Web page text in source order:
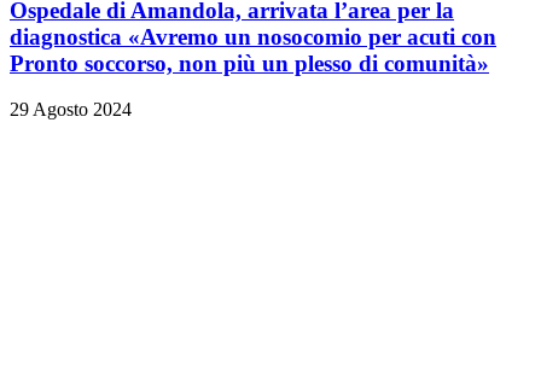
Ospedale di Amandola, arrivata l’area per la
diagnostica «Avremo un nosocomio per acuti con
Pronto soccorso, non più un plesso di comunità»
29 Agosto 2024